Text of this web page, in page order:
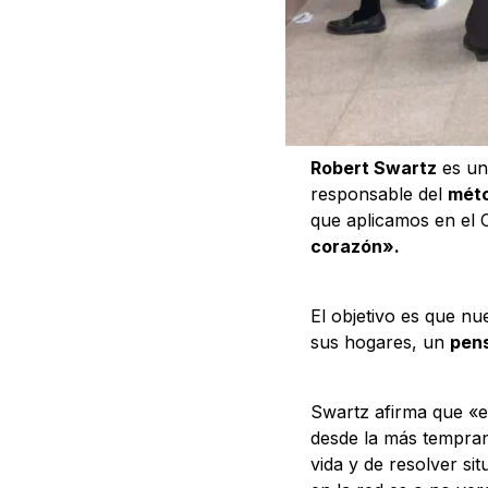
Robert Swartz es
responsable del
que aplicamos en el
corazón».
El objetivo es que
sus hogares, un
Swartz afirma que
desde la más
vida y de resolver